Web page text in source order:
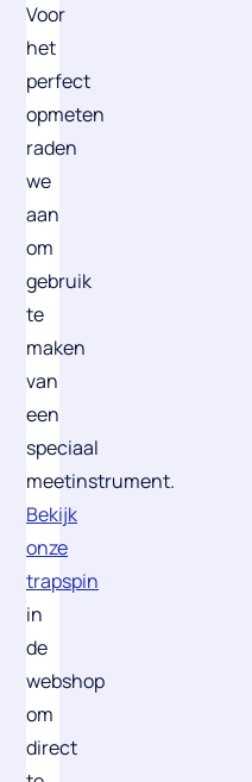
Voor
het
perfect
opmeten
raden
we
aan
om
gebruik
te
maken
van
een
speciaal
meetinstrument.
Bekijk
onze
trapspin
in
de
webshop
om
direct